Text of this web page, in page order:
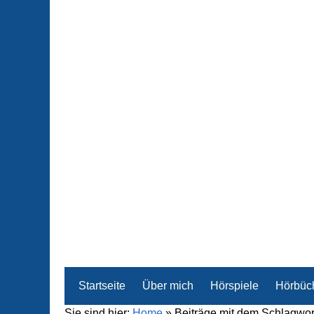
Startseite Über mich Hörspiele